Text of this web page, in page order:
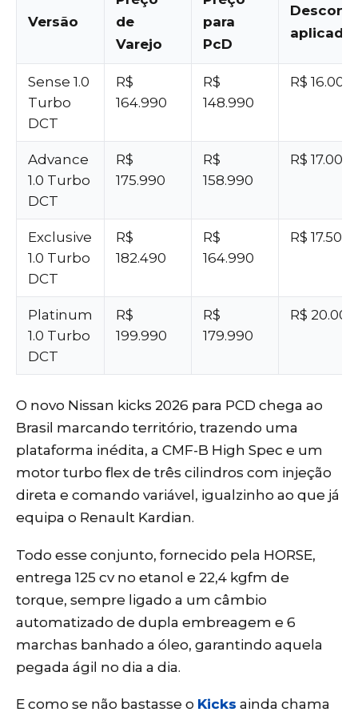
Versão
de
Varejo
para
PcD
aplicado
Sense 1.0
Turbo
DCT
R$
164.990
R$
148.990
R$ 16.000
Advance
1.0 Turbo
DCT
R$
175.990
R$
158.990
R$ 17.000
Exclusive
1.0 Turbo
DCT
R$
182.490
R$
164.990
R$ 17.500
Platinum
1.0 Turbo
DCT
R$
199.990
R$
179.990
R$ 20.000
O novo Nissan kicks 2026 para PCD chega ao
Brasil marcando território, trazendo uma
plataforma inédita, a CMF-B High Spec e um
motor turbo flex de três cilindros com injeção
direta e comando variável, igualzinho ao que já
equipa o Renault Kardian.
Todo esse conjunto, fornecido pela HORSE,
entrega 125 cv no etanol e 22,4 kgfm de
torque, sempre ligado a um câmbio
automatizado de dupla embreagem e 6
marchas banhado a óleo, garantindo aquela
pegada ágil no dia a dia.
E como se não bastasse o Kicks ainda chama